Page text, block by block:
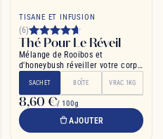
TISANE ET INFUSION
(6)
Thé Pour Le Réveil
Mélange de Rooibos et
d'honeybush réveiller votre corps
SACHET BOÎTE VRAC 1KG
8,60 €/ 100g
AJOUTER